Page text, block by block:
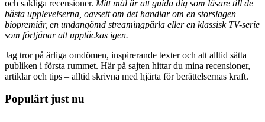
och sakliga recensioner. Mitt mål är att guida dig som läsare till de
bästa upplevelserna, oavsett om det handlar om en storslagen
biopremiär, en undangömd streamingpärla eller en klassisk TV-serie
som förtjänar att upptäckas igen.
Jag tror på ärliga omdömen, inspirerande texter och att alltid sätta
publiken i första rummet. Här på sajten hittar du mina recensioner,
artiklar och tips – alltid skrivna med hjärta för berättelsernas kraft.
Populärt just nu